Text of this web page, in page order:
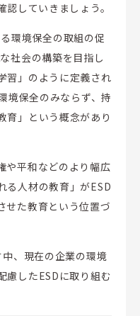
していきましょう。
環境保全の取組の促
社会の構築を目指し
習」のように定義され
境保全のみならず、持
育」という概念があり
や平和などのより幅広
る人材の教育」がESD
せた教育という位置づ
、現在の企業の環境
慮したESDに取り組む